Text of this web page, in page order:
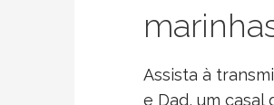
Assista à
e Dad, um